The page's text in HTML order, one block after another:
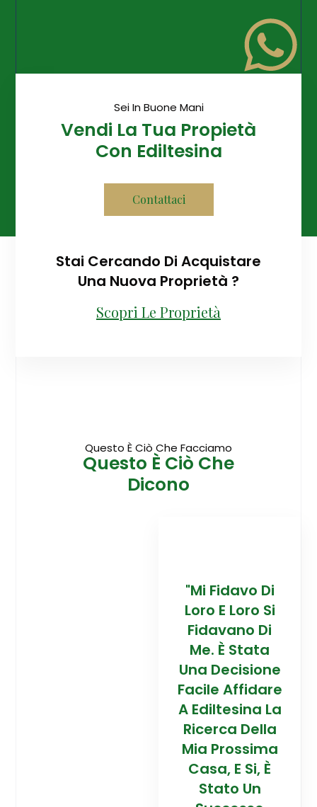
Sei In Buone Mani
Vendi La Tua Propietà
Con Ediltesina
Contattaci
Stai Cercando Di Acquistare
Una Nuova Proprietà ?
Scopri Le Proprietà
Questo È Ciò Che Facciamo
Questo È Ciò Che
Dicono
"Mi Fidavo Di
Loro E Loro Si
Fidavano Di
Me. È Stata
Una Decisione
Facile Affidare
A Ediltesina La
Ricerca Della
Mia Prossima
Casa, E Si, È
Stato Un